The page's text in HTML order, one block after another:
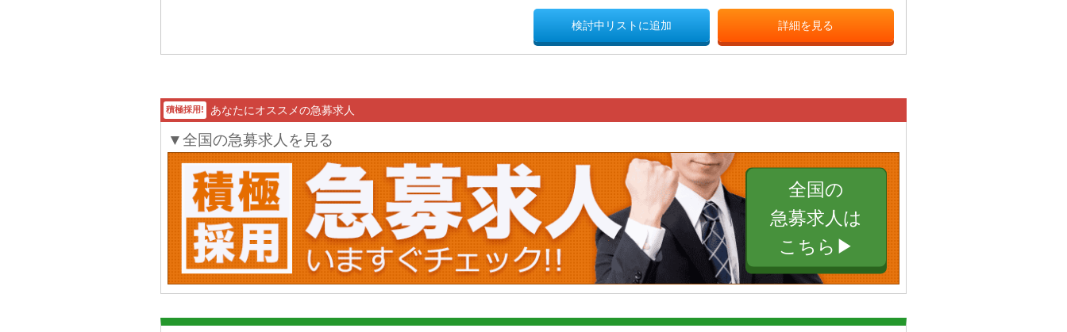
検討中リストに追加 詳細を見る
積極採用! あなたにオススメの急募求人
▼全国の急募求人を見る
全国の
急募求人は
こちら▶︎